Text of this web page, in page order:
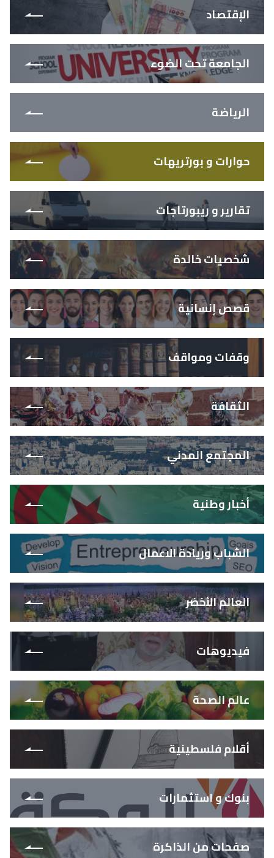
الإقتصاد
الجامعة تحت الضوء
الرياضة
حوارات و بورتريهات
تقارير و ريبورتاجات
شخصيات خالدة
قصص إنسانية
وقفات ومواقف
الثقافة
المجتمع المدني
أخبار وطنية
الشباب وريادة الاعمال
العالم الأخضر
فيديوهات
عالم الصحة
أقلام فلسطينية
بنوك و استثمارات
صفحات من الذاكرة